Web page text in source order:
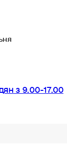
з 9.00-17.00